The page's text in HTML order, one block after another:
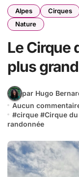
Alpes Cirques
Nature
Le Cirque
plus
par Hugo
Aucun
#cirque #Cirque
randonnée